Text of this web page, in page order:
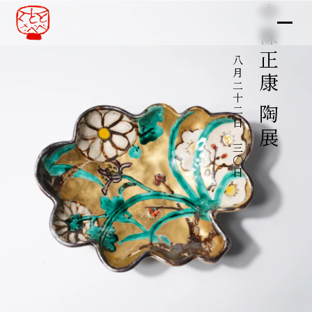
中條正康 陶展
八月二十二日～三〇日